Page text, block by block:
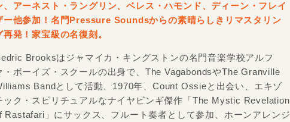
、アーネスト・ラングリン、ベレス・ハモンド、ディーン・フレイ
ー他参加！名門Pressure Soundsからの素晴らしきリマスタリン
再発！家宝級の名復刻。
Brooksはジャマイカ・キングストンの名門音楽学校アルフ
・ボーイズ・スクールの出身で、The VagabondsやThe Granville
Bandとして活動、1970年、Count Ossieと出会い、エキゾ
ック・スピリチュアルなナイヤビンギ傑作「The Mystic Revelation
Rastafari」にサックス、フルート奏者として参加、ホーンアレンジ